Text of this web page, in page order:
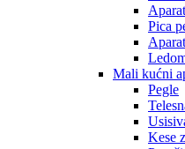
Pica
Mali kućni
Pegle
Kese